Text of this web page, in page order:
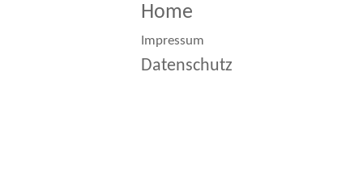
Home
Impressum
Datenschutz